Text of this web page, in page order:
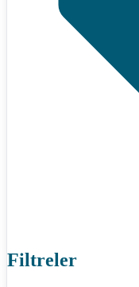
Filtreler